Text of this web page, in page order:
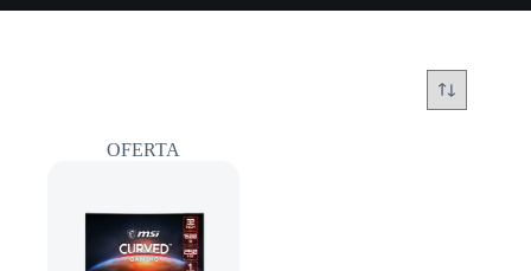
OFERTA